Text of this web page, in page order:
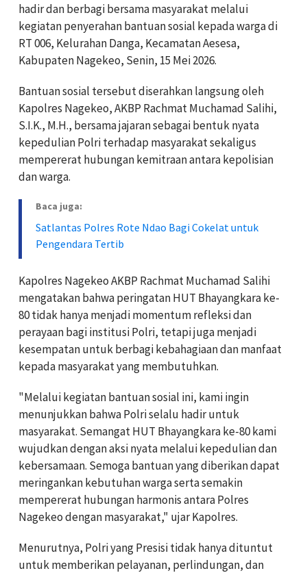
hadir dan berbagi bersama masyarakat melalui
kegiatan penyerahan bantuan sosial kepada warga di
RT 006, Kelurahan Danga, Kecamatan Aesesa,
Kabupaten Nagekeo, Senin, 15 Mei 2026.
Bantuan sosial tersebut diserahkan langsung oleh
Kapolres Nagekeo, AKBP Rachmat Muchamad Salihi,
S.I.K., M.H., bersama jajaran sebagai bentuk nyata
kepedulian Polri terhadap masyarakat sekaligus
mempererat hubungan kemitraan antara kepolisian
dan warga.
Baca juga:
Satlantas Polres Rote Ndao Bagi Cokelat untuk
Pengendara Tertib
Kapolres Nagekeo AKBP Rachmat Muchamad Salihi
mengatakan bahwa peringatan HUT Bhayangkara ke-
80 tidak hanya menjadi momentum refleksi dan
perayaan bagi institusi Polri, tetapi juga menjadi
kesempatan untuk berbagi kebahagiaan dan manfaat
kepada masyarakat yang membutuhkan.
"Melalui kegiatan bantuan sosial ini, kami ingin
menunjukkan bahwa Polri selalu hadir untuk
masyarakat. Semangat HUT Bhayangkara ke-80 kami
wujudkan dengan aksi nyata melalui kepedulian dan
kebersamaan. Semoga bantuan yang diberikan dapat
meringankan kebutuhan warga serta semakin
mempererat hubungan harmonis antara Polres
Nagekeo dengan masyarakat," ujar Kapolres.
Menurutnya, Polri yang Presisi tidak hanya dituntut
untuk memberikan pelayanan, perlindungan, dan